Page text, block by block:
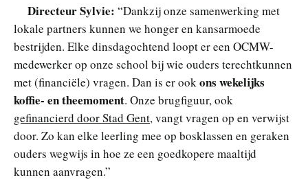
Directeur Sylvie: “Dankzij onze samenwerking met
lokale partners kunnen we honger en kansarmoede
bestrijden. Elke dinsdagochtend loopt er een OCMW-
medewerker op onze school bij wie ouders terechtkunnen
met (financiële) vragen. Dan is er ook ons wekelijks
koffie- en theemoment. Onze brugfiguur, ook
gefinancierd door Stad Gent, vangt vragen op en verwijst
door. Zo kan elke leerling mee op bosklassen en geraken
ouders wegwijs in hoe ze een goedkopere maaltijd
kunnen aanvragen.”